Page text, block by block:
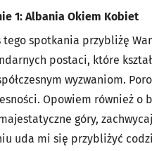
1: Albania Okiem Kobiet
tego spotkania przybliżę
postaci, które
wyzwaniom.
Opowiem również
góry,
uda mi się przybliżyć